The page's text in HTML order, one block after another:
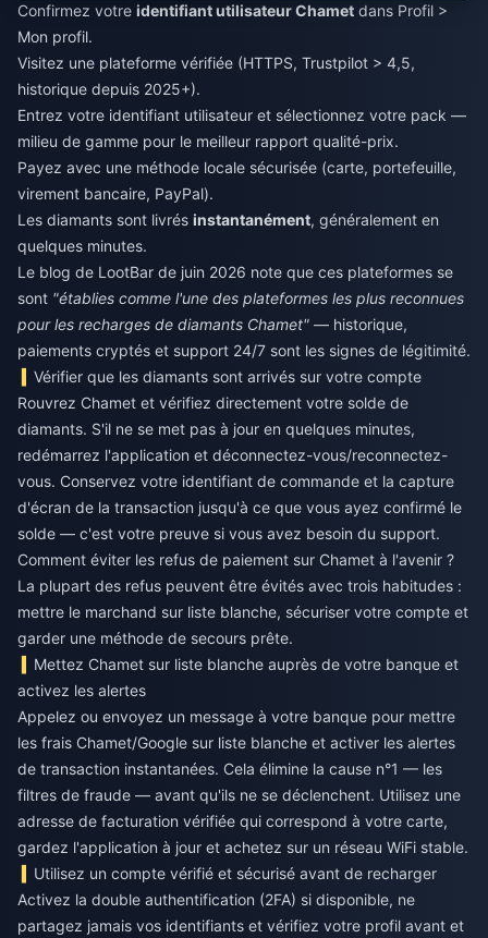
Confirmez votre identifiant utilisateur Chamet dans Profil >
Mon profil.
Visitez une plateforme vérifiée (HTTPS, Trustpilot > 4,5,
historique depuis 2025+).
Entrez votre identifiant utilisateur et sélectionnez votre pack —
milieu de gamme pour le meilleur rapport qualité-prix.
Payez avec une méthode locale sécurisée (carte, portefeuille,
virement bancaire, PayPal).
Les diamants sont livrés instantanément, généralement en
quelques minutes.
Le blog de LootBar de juin 2026 note que ces plateformes se
sont "établies comme l'une des plateformes les plus reconnues
pour les recharges de diamants Chamet" — historique,
paiements cryptés et support 24/7 sont les signes de légitimité.
Vérifier que les diamants sont arrivés sur votre compte
Rouvrez Chamet et vérifiez directement votre solde de
diamants. S'il ne se met pas à jour en quelques minutes,
redémarrez l'application et déconnectez-vous/reconnectez-
vous. Conservez votre identifiant de commande et la capture
d'écran de la transaction jusqu'à ce que vous ayez confirmé le
solde — c'est votre preuve si vous avez besoin du support.
Comment éviter les refus de paiement sur Chamet à l'avenir ?
La plupart des refus peuvent être évités avec trois habitudes :
mettre le marchand sur liste blanche, sécuriser votre compte et
garder une méthode de secours prête.
Mettez Chamet sur liste blanche auprès de votre banque et
activez les alertes
Appelez ou envoyez un message à votre banque pour mettre
les frais Chamet/Google sur liste blanche et activer les alertes
de transaction instantanées. Cela élimine la cause n°1 — les
filtres de fraude — avant qu'ils ne se déclenchent. Utilisez une
adresse de facturation vérifiée qui correspond à votre carte,
gardez l'application à jour et achetez sur un réseau WiFi stable.
Utilisez un compte vérifié et sécurisé avant de recharger
Activez la double authentification (2FA) si disponible, ne
partagez jamais vos identifiants et vérifiez votre profil avant et